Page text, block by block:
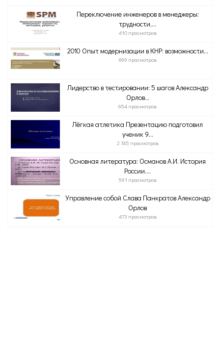
Переключение инженеров в менеджеры:
трудности,...
410 просмотров
2010 Опыт модернизации в КНР: возможности...
699 просмотров
Лидерство в тестировании: 5 шагов Александр
Орлов...
654 просмотров
Лёгкая атлетика Презентацию подготовил
ученик 9...
2 745 просмотров
Основная литература: Османов А.И. История
России....
591 просмотров
Управление собой Слава Панкратов Александр
Орлов
473 просмотров